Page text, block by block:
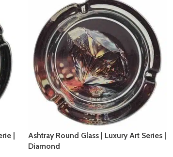
|
Ashtray Round Glass | Luxury Art Series |
Diamond